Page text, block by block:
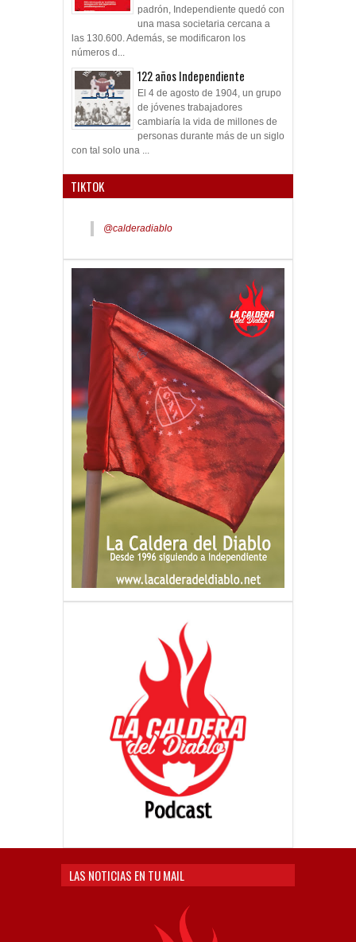
padrón, Independiente quedó con
una masa societaria cercana a
las 130.600. Además, se modificaron los
números d...
122 años Independiente
El 4 de agosto de 1904, un grupo
de jóvenes trabajadores
cambiaría la vida de millones de
personas durante más de un siglo
con tal solo una ...
TIKTOK
@calderadiablo
LAS NOTICIAS EN TU MAIL